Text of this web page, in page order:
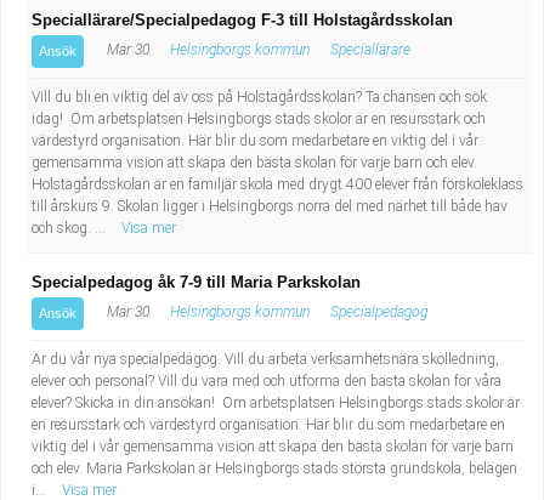
Speciallärare/Specialpedagog F-3 till Holstagårdsskolan
Ansök Mar 30 Helsingborgs kommun Speciallärare
Vill du bli en viktig del av oss på Holstagårdsskolan? Ta chansen och sök
idag! Om arbetsplatsen Helsingborgs stads skolor är en resursstark och
värdestyrd organisation. Här blir du som medarbetare en viktig del i vår
gemensamma vision att skapa den bästa skolan för varje barn och elev.
Holstagårdsskolan är en familjär skola med drygt 400 elever från förskoleklass
till årskurs 9. Skolan ligger i Helsingborgs norra del med närhet till både hav
och skog. ...
Visa mer
Specialpedagog åk 7-9 till Maria Parkskolan
Ansök Mar 30 Helsingborgs kommun Specialpedagog
Är du vår nya specialpedagog. Vill du arbeta verksamhetsnära skolledning,
elever och personal? Vill du vara med och utforma den bästa skolan för våra
elever? Skicka in din ansökan! Om arbetsplatsen Helsingborgs stads skolor är
en resursstark och värdestyrd organisation. Här blir du som medarbetare en
viktig del i vår gemensamma vision att skapa den bästa skolan för varje barn
och elev. Maria Parkskolan är Helsingborgs stads största grundskola, belägen
i...
Visa mer